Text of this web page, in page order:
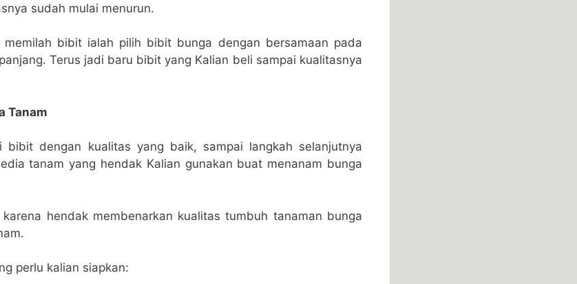
sudah mulai menurun.
bibit ialah pilih bibit bunga dengan bersamaan pada
Terus jadi baru bibit yang Kalian beli sampai kualitasnya
Tanam
bibit dengan kualitas yang baik, sampai langkah selanjutnya
tanam yang hendak Kalian gunakan buat menanam bunga
hendak membenarkan kualitas tumbuh tanaman bunga
perlu kalian siapkan: